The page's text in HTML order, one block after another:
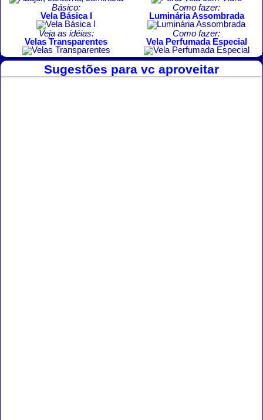
Básico:
Vela Básica I
Como fazer:
Luminária Assombrada
Veja as idéias:
Velas Transparentes
Como fazer:
Vela Perfumada Especial
Sugestões para vc aproveitar